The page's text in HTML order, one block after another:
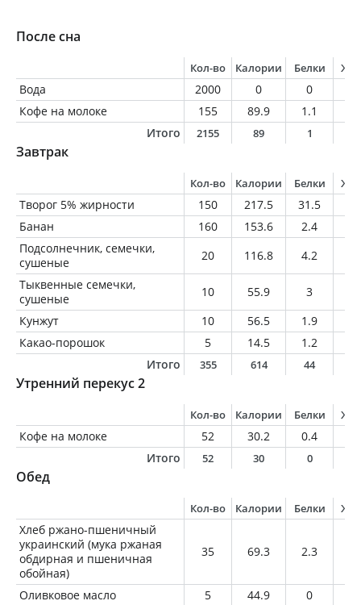
После сна
Кол-во Калории Белки
Вода 2000 0 0
Кофе на молоке
155 89.9 1.1
Итого
2155 89 1
Завтрак
Кол-во Калории Белки
Творог 5% жирности 150 217.5 31.5
Банан
160 153.6 2.4
Подсолнечник, семечки,
сушеные
20 116.8 4.2
Тыквенные семечки,
сушеные
10 55.9 3
Кунжут
10 56.5 1.9
Какао-порошок
5 14.5 1.2
Итого
355 614 44
Утренний перекус 2
Кол-во Калории Белки
Кофе на молоке 52 30.2 0.4
Итого
52 30 0
Обед
Кол-во Калории Белки
Хлеб ржано-пшеничный
украинский (мука ржаная
обдирная и пшеничная
обойная)
35 69.3 2.3
Оливковое масло 5 44.9 0